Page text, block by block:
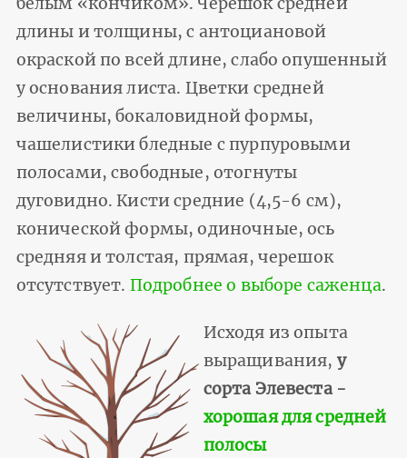
длины и толщины, с антоциановой
окраской по всей длине, слабо опушенный
у основания листа. Цветки средней
величины, бокаловидной формы,
чашелистики бледные с пурпуровыми
полосами, свободные, отогнуты
дуговидно. Кисти средние (4,5-6 см),
конической формы, одиночные, ось
средняя и толстая, прямая, черешок
отсутствует. Подробнее о выборе саженца.
Исходя из опыта
выращивания, у
сорта Элевеста -
хорошая для средней
полосы